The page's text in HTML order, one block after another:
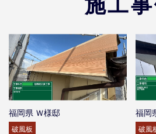
福岡県 Ｗ様邸
破風板
福岡
破風